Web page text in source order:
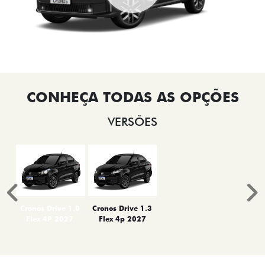
VERSÕES
Cronos Drive 1.3
Flex 4p 2027
Anterior